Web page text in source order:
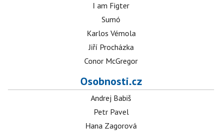
I am Figter
Sumó
Karlos Vémola
Jiří Procházka
Conor McGregor
Osobnosti.cz
Andrej Babiš
Petr Pavel
Hana Zagorová